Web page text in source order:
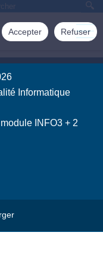
Accepter Refuser
Informatique
INFO3 + 2